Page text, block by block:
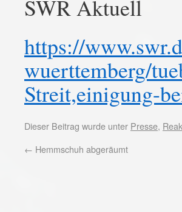
SWR Aktuell
https://
wuerttemberg/
Streit,einigung-
Dieser Beitrag wurde unter Presse,
← Hemmschuh abgeräumt